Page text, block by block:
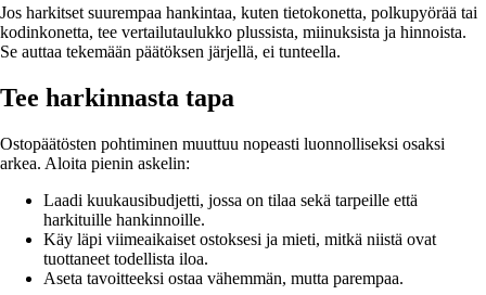
Jos harkitset suurempaa hankintaa, kuten tietokonetta, polkupyörää tai
kodinkonetta, tee vertailutaulukko plussista, miinuksista ja hinnoista.
Se auttaa tekemään päätöksen järjellä, ei tunteella.
Tee harkinnasta tapa
Ostopäätösten pohtiminen muuttuu nopeasti luonnolliseksi osaksi
arkea. Aloita pienin askelin:
Laadi kuukausibudjetti, jossa on tilaa sekä tarpeille että
harkituille hankinnoille.
Käy läpi viimeaikaiset ostoksesi ja mieti, mitkä niistä ovat
tuottaneet todellista iloa.
Aseta tavoitteeksi ostaa vähemmän, mutta parempaa.